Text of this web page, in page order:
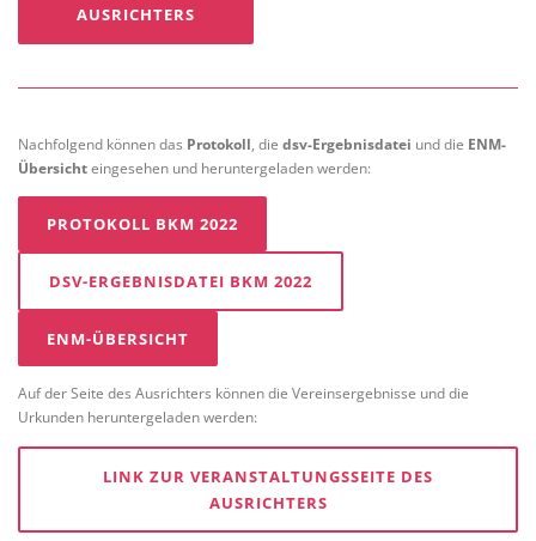
AUSRICHTERS
Nachfolgend können das Protokoll, die dsv-Ergebnisdatei und die ENM-
Übersichteingesehen und heruntergeladen werden:
PROTOKOLL BKM 2022
DSV-ERGEBNISDATEI BKM 2022
ENM-ÜBERSICHT
Auf der Seite des Ausrichters können die Vereinsergebnisse und die
Urkunden heruntergeladen werden:
LINK ZUR VERANSTALTUNGSSEITE DES
AUSRICHTERS